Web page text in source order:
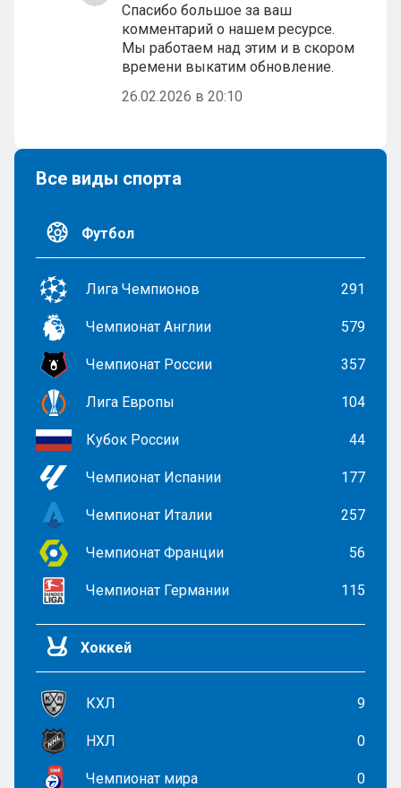
Спасибо большое за ваш
комментарий о нашем ресурсе.
Мы работаем над этим и в скором
времени выкатим обновление.
26.02.2026 в 20:10
Все виды спорта
Футбол
Лига Чемпионов 291
Чемпионат Англии 579
Чемпионат России 357
Лига Европы 104
Кубок России 44
Чемпионат Испании 177
Чемпионат Италии 257
Чемпионат Франции 56
Чемпионат Германии 115
Хоккей
КХЛ 9
НХЛ 0
Чемпионат мира 0